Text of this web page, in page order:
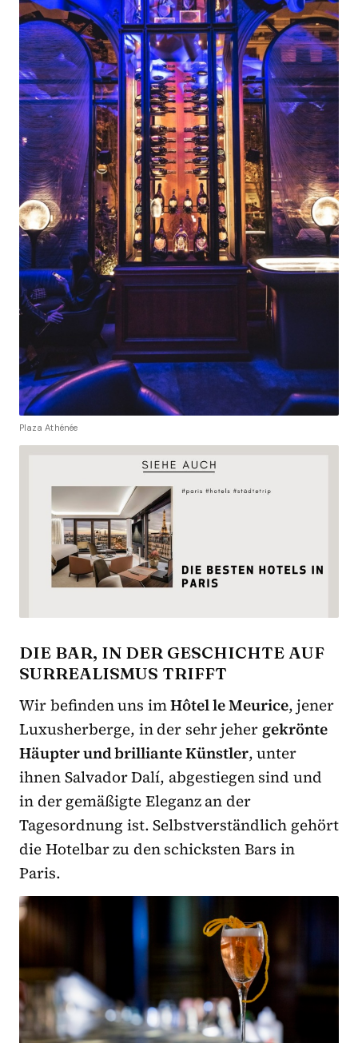
Plaza Athénée
DIE BAR, IN DER GESCHICHTE AUF
SURREALISMUS TRIFFT
Wir befinden uns imHôtel le Meurice, jener
Luxusherberge, in der sehr jeher gekrönte
Häupter und brilliante Künstler, unter
ihnen Salvador Dalí, abgestiegen sind und
in der gemäßigte Eleganz an der
Tagesordnung ist. Selbstverständlich gehört
die Hotelbar zu den schicksten Bars in
Paris.